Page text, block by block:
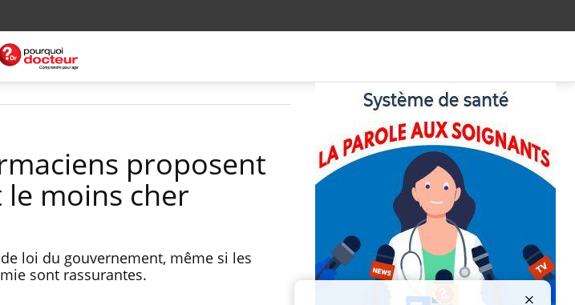
proposent
moins cher
loi du gouvernement, même si les
sont rassurantes.